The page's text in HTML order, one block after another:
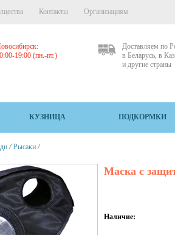
Контакты Организациям
19:00 (пн.-пт.)
Доставляем по
в Беларусь, в
и другие страны
КУЗНИЦА ПОДКОРМКИ
/ Рысаки /
Маска с
Наличие: